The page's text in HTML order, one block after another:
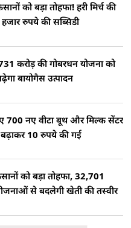
को बड़ा तोहफा! हरी मिर्च की
रुपये की सब्सिडी
करोड़ की गोबरधन योजना को
बायोगैस उत्पादन
700 नए वीटा बूथ और मिल्क सेंटर
10 रुपये की गई
को बड़ा तोहफा, 32,701
से बदलेगी खेती की तस्वीर